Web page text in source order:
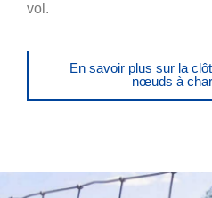
vol.
En savoir plus sur la
nœuds à